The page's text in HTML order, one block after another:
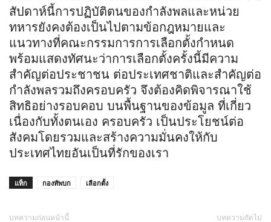
สัปดาห์นี้การปฏิบัติตนของกำลังพลและหน่วย
ทหารยังคงต้องเป็นไปตามข้อกฎหมายและ
แนวทางที่คณะกรรมการการเลือกตั้งกำหนด
พร้อมแสดงทัศนะว่าการเลือกตั้งครั้งนี้มีความ
สำคัญต่อประชาชน ต่อประเทศชาติและสำคัญต่อ
กำลังพลรวมถึงครอบครัว จึงต้องคิดพิจารณาใช้
สิทธิอย่างรอบคอบ บนพื้นฐานของข้อมูล ที่เกี่ยว
เนื่องกับทั้งตนเอง ครอบครัว เป็นประโยชน์ต่อ
สังคมโดยรวมและสร้างความมั่นคงให้กับ
ประเทศไทยอันเป็นที่รักของเรา
แท็ก กองทัพบก เลือกตั้ง
บทความก่อนหน้านี้ บทความถัดไป